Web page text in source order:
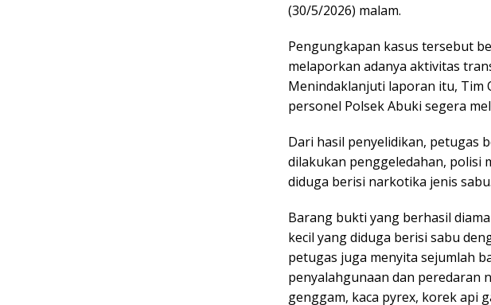
(30/5/2026) malam.
Pengungkapan kasus tersebut
melaporkan adanya aktivitas
Menindaklanjuti laporan itu, Tim
personel Polsek Abuki segera
Dari hasil penyelidikan, petugas
dilakukan penggeledahan, polisi
diduga berisi narkotika jenis sabu.
Barang bukti yang berhasil
kecil yang diduga berisi sabu
petugas juga menyita sejumlah
penyalahgunaan dan peredaran
genggam, kaca pyrex, korek api